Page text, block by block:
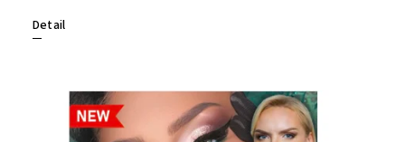
Detail